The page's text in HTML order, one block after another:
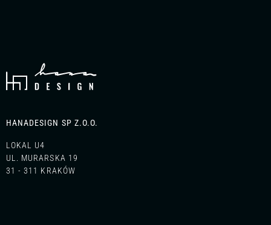
HANADESIGN SP Z.O.O.
LOKAL U4
UL. MURARSKA 19
31 - 311 KRAKÓW